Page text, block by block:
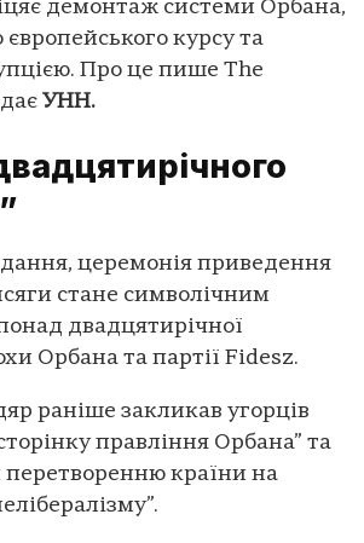
демонтаж системи Орбана,
курсу та
Про це пише The
УНН.
церемонія приведення
стане символічним
двадцятирічної
Орбана та партії Fidesz.
раніше закликав угорців
правління Орбана” та
перетворенню країни на